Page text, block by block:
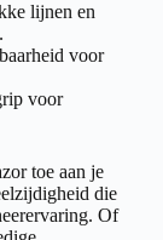
lijnen en
voor
voor
toe aan je
die
Of